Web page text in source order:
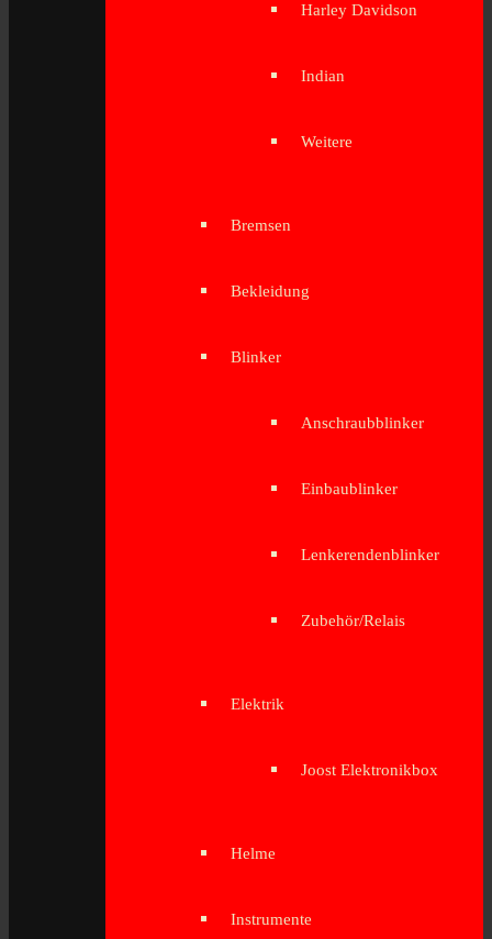
Harley Davidson
Indian
Weitere
Bremsen
Bekleidung
Blinker
Anschraubblinker
Einbaublinker
Lenkerendenblinker
Zubehör/Relais
Elektrik
Joost Elektronikbox
Helme
Instrumente